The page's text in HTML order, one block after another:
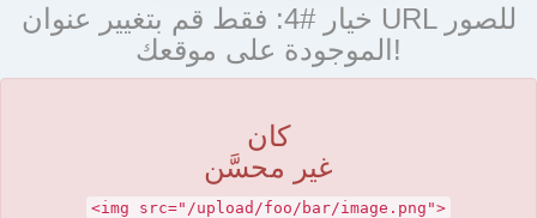
خيار #4: فقط قم بتغيير عنوان URL للصور
الموجودة على موقعك!
كان
غير محسَّن
<img src="/upload/foo/bar/image.png">